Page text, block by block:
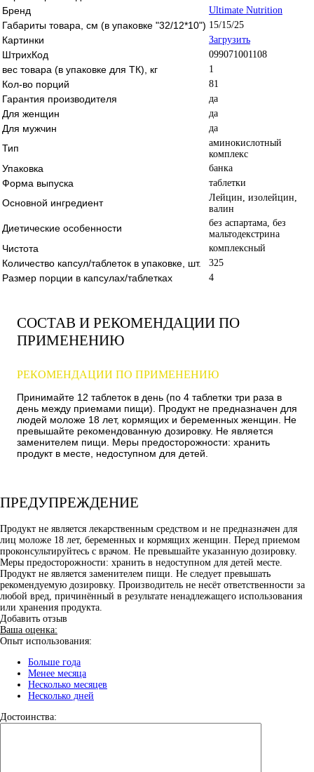
Бренд Ultimate Nutrition
Габариты товара, см (в упаковке "32/12*10") 15/15/25
Картинки Загрузить
ШтрихКод 099071001108
вес товара (в упаковке для ТК), кг 1
Кол-во порций 81
Гарантия производителя да
Для женщин да
Для мужчин да
Тип
аминокислотный
комплекс
Упаковка банка
Форма выпуска таблетки
Основной ингредиент
Лейцин, изолейцин,
валин
Диетические особенности
без аспартама, без
мальтодекстрина
Чистота комплексный
Количество капсул/таблеток в упаковке, шт. 325
Размер порции в капсулах/таблетках 4
СОСТАВ И РЕКОМЕНДАЦИИ ПО
ПРИМЕНЕНИЮ
РЕКОМЕНДАЦИИ ПО ПРИМЕНЕНИЮ
Принимайте 12 таблеток в день (по 4 таблетки три раза в
день между приемами пищи). Продукт не предназначен для
людей моложе 18 лет, кормящих и беременных женщин. Не
превышайте рекомендованную дозировку. Не является
заменителем пищи. Меры предосторожности: хранить
продукт в месте, недоступном для детей.
ПРЕДУПРЕЖДЕНИЕ
Продукт не является лекарственным средством и не предназначен для
лиц моложе 18 лет, беременных и кормящих женщин. Перед приемом
проконсультируйтесь с врачом. Не превышайте указанную дозировку.
Меры предосторожности: хранить в недоступном для детей месте.
Продукт не является заменителем пищи. Не следует превышать
рекомендуемую дозировку. Производитель не несёт ответственности за
любой вред, причинённый в результате ненадлежащего использования
или хранения продукта.
Добавить отзыв
Ваша оценка:
Опыт использования:
Больше года
Менее месяца
Несколько месяцев
Несколько дней
Достоинства: